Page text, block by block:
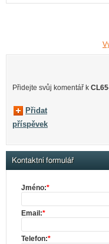
Přidejte svůj komentář k
Přidat
příspěvek
Kontaktní formulář
Jméno:*
Email:*
Telefon:*